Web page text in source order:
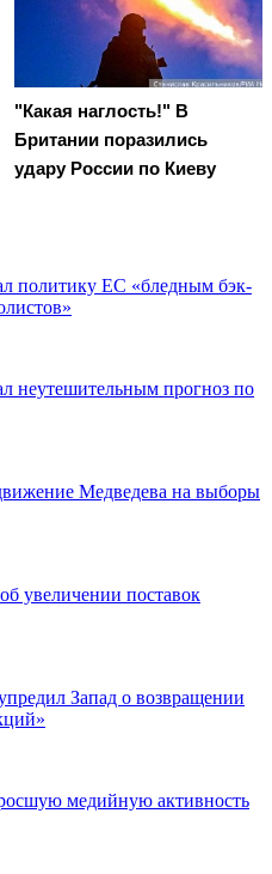
"Какая наглость!" В
Британии поразились
удару России по Киеву
политику ЕС «бледным бэк-
неутешительным прогноз по
Медведева на выборы
увеличении поставок
Запад о возвращении
медийную активность